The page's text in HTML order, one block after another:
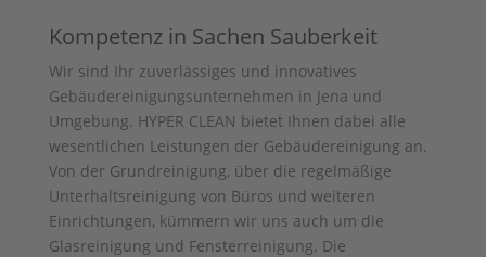
Kompetenz in Sachen Sauberkeit
Wir sind Ihr zuverlässiges und innovatives
Gebäudereinigungsunternehmen in Jena und
Umgebung. HYPER CLEAN bietet Ihnen dabei alle
wesentlichen Leistungen der Gebäudereinigung an.
Von der Grundreinigung, über die regelmäßige
Unterhaltsreinigung von Büros und weiteren
Einrichtungen, kümmern wir uns auch um die
Glasreinigung und Fensterreinigung. Die